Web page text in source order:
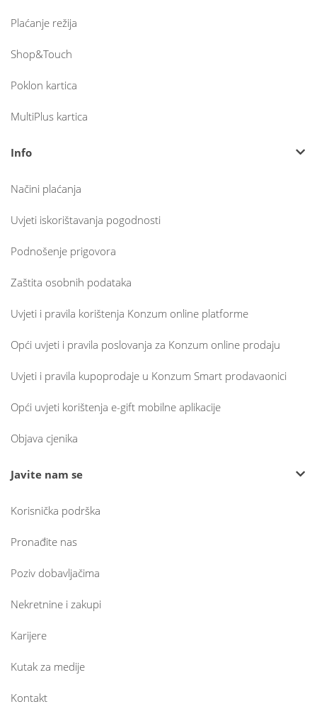
Plaćanje režija
Shop&Touch
Poklon kartica
MultiPlus kartica
Info
Načini plaćanja
Uvjeti iskorištavanja pogodnosti
Podnošenje prigovora
Zaštita osobnih podataka
Uvjeti i pravila korištenja Konzum online platforme
Opći uvjeti i pravila poslovanja za Konzum online prodaju
Uvjeti i pravila kupoprodaje u Konzum Smart prodavaonici
Opći uvjeti korištenja e-gift mobilne aplikacije
Objava cjenika
Javite nam se
Korisnička podrška
Pronađite nas
Poziv dobavljačima
Nekretnine i zakupi
Karijere
Kutak za medije
Kontakt